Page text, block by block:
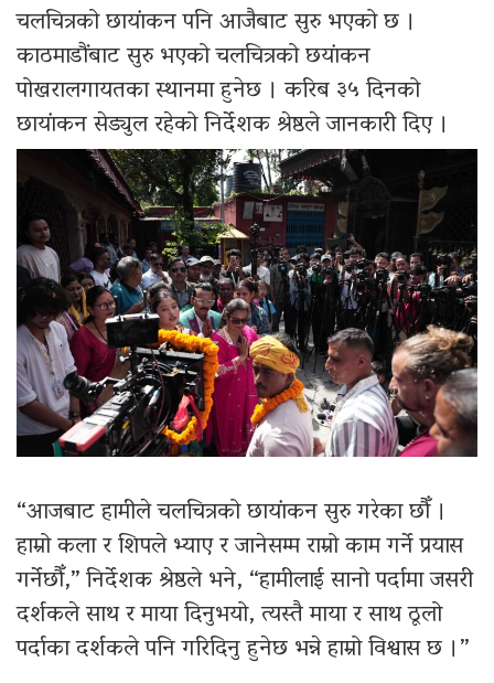
चलचित्रको छायांकन पनि आजैबाट सुरु भएको छ ।
काठमाडौंबाट सुरु भएको चलचित्रको छयांकन
पोखरालगायतका स्थानमा हुनेछ । करिब ३५ दिनको
छायांकन सेड्युल रहेको निर्देशक श्रेष्ठले जानकारी दिए ।
“आजबाट हामीले चलचित्रको छायांकन सुरु गरेका छौँ ।
हाम्रो कला र शिपले भ्याए र जानेसम्म राम्रो काम गर्ने प्रयास
गर्नेछौँ,” निर्देशक श्रेष्ठले भने, “हामीलाई सानो पर्दामा जसरी
दर्शकले साथ र माया दिनुभयो, त्यस्तै माया र साथ ठूलो
पर्दाका दर्शकले पनि गरिदिनु हुनेछ भन्ने हाम्रो विश्वास छ ।”